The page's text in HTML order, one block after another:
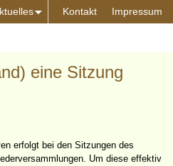
Kontakt Impressum
eine Sitzung
erfolgt bei den Sitzungen des
Um diese effektiv